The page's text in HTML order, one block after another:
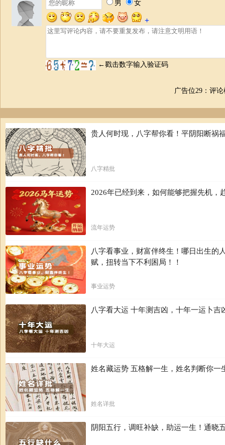
广告位29：评
贵人何时现，八字帮你看！平阴阳断祸
八字精批
2026年已经到来，如何能够把握先机，
流年运势
八字看事业，财富伴终生！哪日出生的
赋，扭转当下不利困局！！
事业运势
八字看大运 十年测吉凶，十年一运卜吉
十年大运
姓名藏运势 五格解一生，姓名判断你一
姓名详批
阴阳五行，调旺补缺，助运一生！通晓